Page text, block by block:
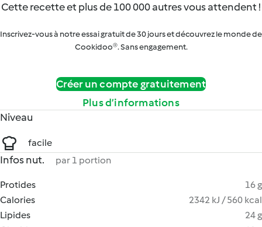
Cette recette et plus de 100 000 autres vous attendent !
Inscrivez-vous à notre essai gratuit de 30 jours et découvrez le monde de
Cookidoo®. Sans engagement.
Créer un compte gratuitement
Plus d’informations
Niveau
facile
Infos nut. par 1 portion
Protides
16 g
Calories
2342 kJ / 560 kcal
Lipides
24 g